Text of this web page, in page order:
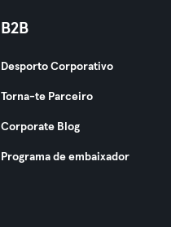
B2B
Desporto Corporativo
Torna-te Parceiro
Corporate Blog
Programa de embaixador